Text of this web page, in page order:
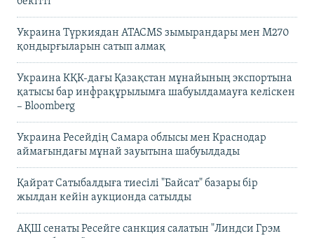
Украина Түркиядан ATACMS зымырандары мен M270
қондырғыларын сатып алмақ
Украина КҚК-дағы Қазақстан мұнайының экспортына
қатысы бар инфрақұрылымға шабуылдамауға келіскен
– Bloomberg
Украина Ресейдің Самара облысы мен Краснодар
аймағындағы мұнай зауытына шабуылдады
Қайрат Сатыбалдыға тиесілі "Байсат" базары бір
жылдан кейін аукционда сатылды
АҚШ сенаты Ресейге санкция салатын "Линдси Грэм